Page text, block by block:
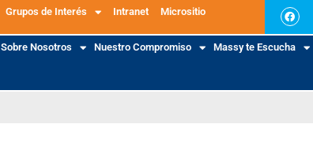
Grupos de Interés Intranet Micrositio
Sobre Nosotros Nuestro Compromiso Massy te Escucha